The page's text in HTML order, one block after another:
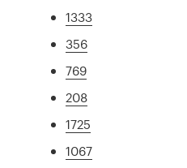
1333
356
769
208
1725
1067